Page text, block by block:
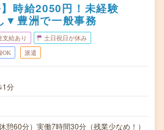
】時給2050円！未経験
▼豊洲で一般事務
支給あり 土日祝日が休み
OK 派遣
1分
憩60分）実働7時間30分（残業少なめ！）